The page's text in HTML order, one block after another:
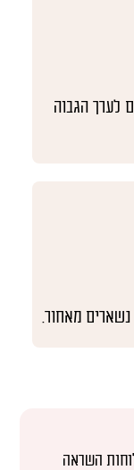
לערך הגבוה
מאחור.
השראה